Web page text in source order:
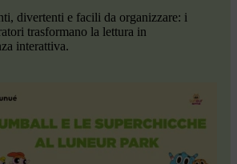
divertenti e facili da organizzare: i
trasformano la lettura in
interattiva.